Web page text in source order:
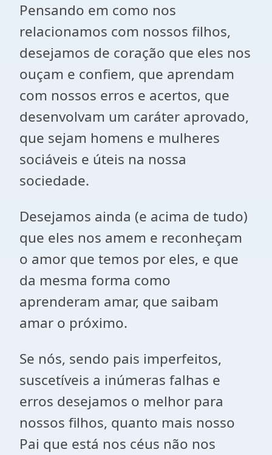
Pensando em como nos
relacionamos com nossos filhos,
desejamos de coração que eles nos
ouçam e confiem, que aprendam
com nossos erros e acertos, que
desenvolvam um caráter aprovado,
que sejam homens e mulheres
sociáveis e úteis na nossa
sociedade.
Desejamos ainda (e acima de tudo)
que eles nos amem e reconheçam
o amor que temos por eles, e que
da mesma forma como
aprenderam amar, que saibam
amar o próximo.
Se nós, sendo pais imperfeitos,
suscetíveis a inúmeras falhas e
erros desejamos o melhor para
nossos filhos, quanto mais nosso
Pai que está nos céus não nos